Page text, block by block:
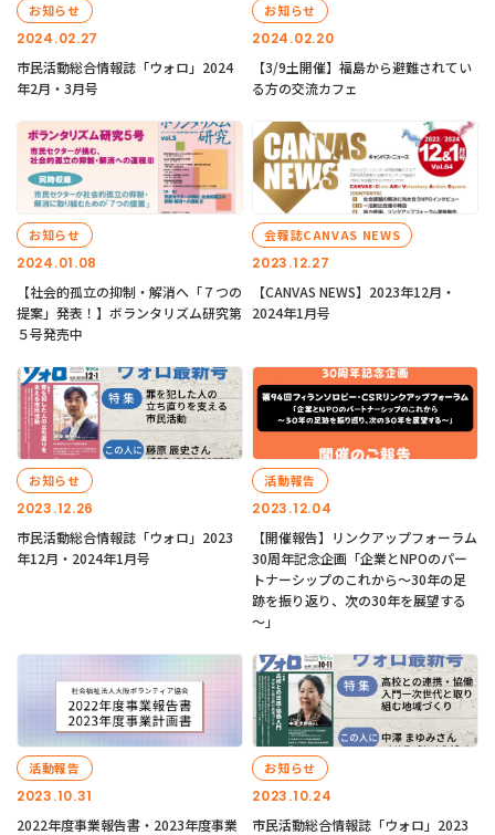
2024.02.27
お知らせ
市民活動総合情報誌「ウォロ」2024
年2月・3月号
2024.02.20
お知らせ
【3/9土開催】福島から避難されてい
る方の交流カフェ
2024.01.08
お知らせ
【社会的孤立の抑制・解消へ「７つの
提案」発表！】ボランタリズム研究第
５号発売中
2023.12.27
会報誌CANVAS NEWS
【CANVAS NEWS】2023年12月・
2024年1月号
2023.12.26
お知らせ
市民活動総合情報誌「ウォロ」2023
年12月・2024年1月号
2023.12.04
活動報告
【開催報告】リンクアップフォーラム
30周年記念企画「企業とNPOのパー
トナーシップのこれから～30年の足
跡を振り返り、次の30年を展望する
～」
2023.10.31
活動報告
2022年度事業報告書・2023年度事業
2023.10.24
お知らせ
市民活動総合情報誌「ウォロ」2023